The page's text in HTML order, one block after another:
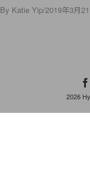
By Katie Yip/2019年3月
2026